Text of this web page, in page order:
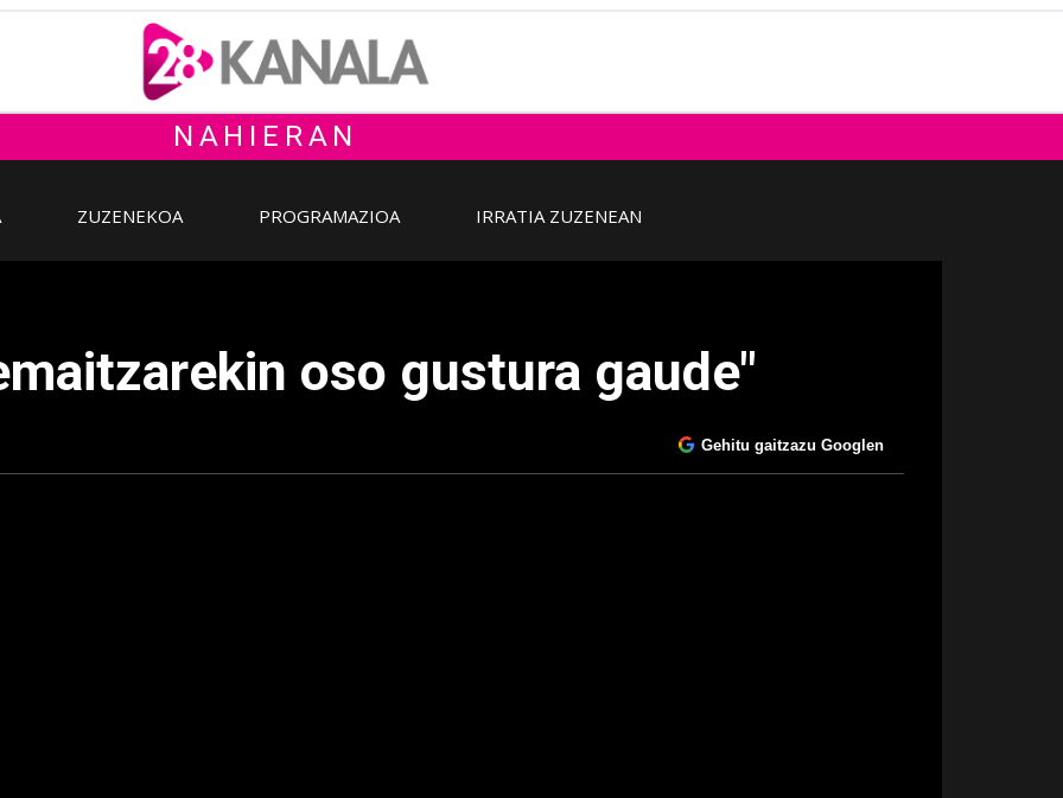
NAHIERAN
ZUZENEKOA PROGRAMAZIOA IRRATIA ZUZENEAN
oso gustura gaude"
Gehitu gaitzazu Googlen